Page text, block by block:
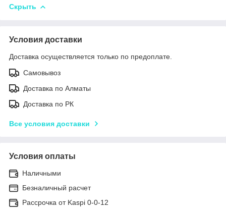
Скрыть
Условия доставки
Доставка осуществляется только по предоплате.
Самовывоз
Доставка по Алматы
Доставка по РК
Все условия доставки
Условия оплаты
Наличными
Безналичный расчет
Рассрочка от Kaspi 0-0-12